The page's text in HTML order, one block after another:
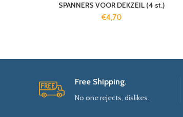
SPANNERS VOOR DEKZEIL (4 st.)
€4,70
Free Shipping.
No one rejects, dislikes.